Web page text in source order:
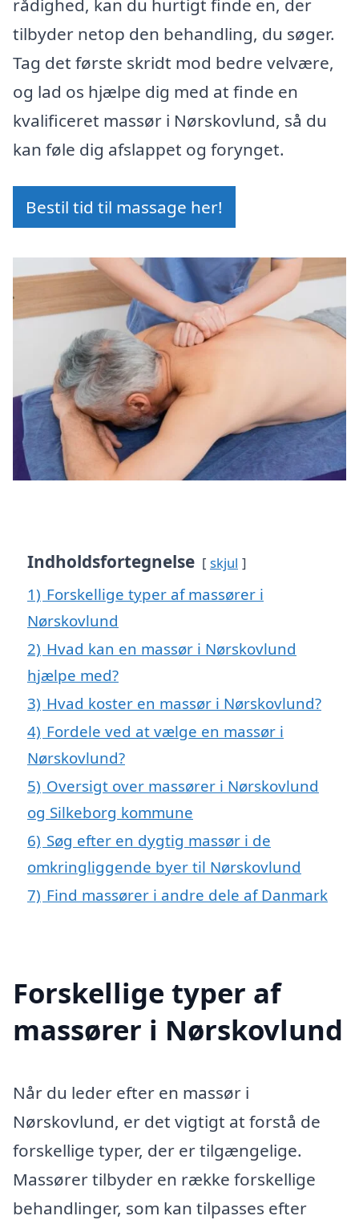
rådighed, kan du hurtigt finde en, der
tilbyder netop den behandling, du søger.
Tag det første skridt mod bedre velvære,
og lad os hjælpe dig med at finde en
kvalificeret massør i Nørskovlund, så du
kan føle dig afslappet og forynget.
Bestil tid til massage her!
Indholdsfortegnelse skjul
1) Forskellige typer af massører i
Nørskovlund
2) Hvad kan en massør i Nørskovlund
hjælpe med?
3) Hvad koster en massør i Nørskovlund?
4) Fordele ved at vælge en massør i
Nørskovlund?
5) Oversigt over massører i Nørskovlund
og Silkeborg kommune
6) Søg efter en dygtig massør i de
omkringliggende byer til Nørskovlund
7) Find massører i andre dele af Danmark
Forskellige typer af
massører i Nørskovlund
Når du leder efter en massør i
Nørskovlund, er det vigtigt at forstå de
forskellige typer, der er tilgængelige.
Massører tilbyder en række forskellige
behandlinger, som kan tilpasses efter